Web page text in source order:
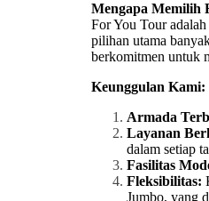
Mengapa Memilih
For You Tour
pilihan utama
berkomitmen untuk
Keunggulan Kami:
Armada
Layanan
dalam setiap
Fasilitas
Fleksibilitas:
Jumbo, yang